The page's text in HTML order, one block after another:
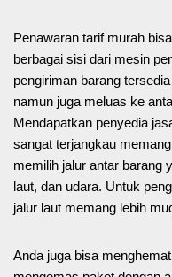
Penawaran tarif murah
berbagai sisi dari mesin
pengiriman barang
namun juga meluas ke
Mendapatkan penyedia
sangat terjangkau
memilih jalur antar barang
laut, dan udara. Untuk
jalur laut memang lebih
Anda juga bisa